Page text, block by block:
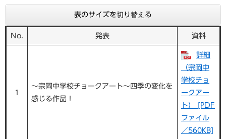
表のサイズを切り替える
No. 発表 資料
1
～宗岡中学校チョークアート～四季の変化を
感じる作品！
詳細
（宗岡中
学校チョ
ークアー
ト） [PDF
ファイル
／560KB]